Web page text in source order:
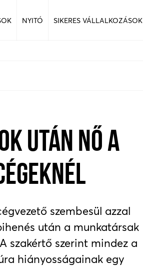
NYITÓ SIKERES VÁLLALKOZÁSOK
UTÁN NŐ A
szembesül azzal
után a munkatársak
szakértő szerint mindez a
hiányosságainak egy